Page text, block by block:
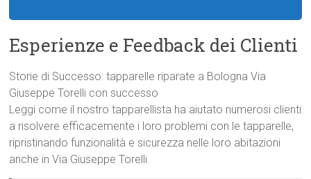
Esperienze e Feedback dei Clienti
Storie di Successo: tapparelle riparate a Bologna Via
Giuseppe Torelli con successo
Leggi come il nostro tapparellista ha aiutato numerosi clienti
a risolvere efficacemente i loro problemi con le tapparelle,
ripristinando funzionalità e sicurezza nelle loro abitazioni
anche in Via Giuseppe Torelli.